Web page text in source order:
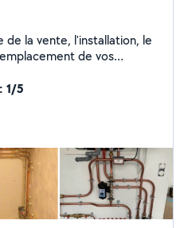
de la vente, l'installation, le
de vos
toute installation de
intervenons également le
de vos chaudières. Mise en
1/5